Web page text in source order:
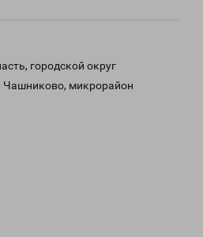
городской округ
Чашниково, микрорайон